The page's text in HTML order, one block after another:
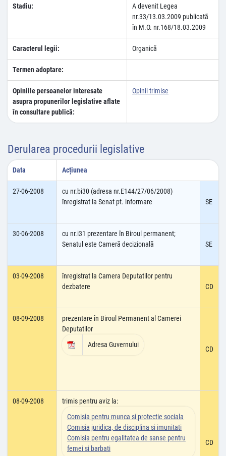
Stadiu:
A devenit Legea
nr.33/13.03.2009 publicatã
în M.O. nr.168/18.03.2009
Caracterul legii: Organică
Termen adoptare:
Opiniile persoanelor interesate
asupra propunerilor legislative aflate
în consultare publică:
Opinii trimise
Derularea procedurii legislative
Data Acțiunea
27-06-2008
cu nr.bi30 (adresa nr.E144/27/06/2008)
înregistrat la Senat pt. informare
SE
30-06-2008
cu nr.i31 prezentare în Biroul permanent;
Senatul este Cameră decizională
SE
03-09-2008
înregistrat la Camera Deputatilor pentru
dezbatere
CD
08-09-2008
prezentare în Biroul Permanent al Camerei
Deputatilor
Adresa Guvernului
CD
08-09-2008
trimis pentru aviz la:
Comisia pentru munca si protectie sociala
Comisia juridica, de disciplina si imunitati
Comisia pentru egalitatea de sanse pentru
femei si barbati
CD